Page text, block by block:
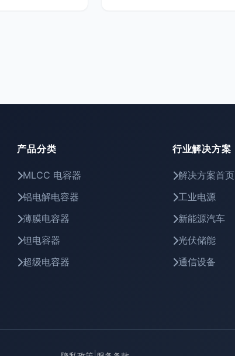
产品分类
MLCC 电容器
铝电解电容器
薄膜电容器
钽电容器
超级电容器
行业解决方案
解决方案首页
工业电源
新能源汽车
光伏储能
通信设备